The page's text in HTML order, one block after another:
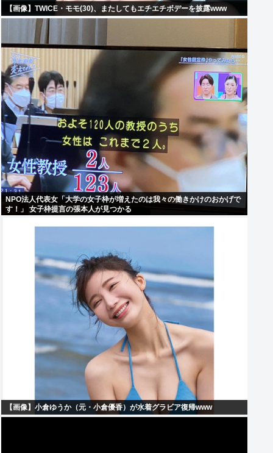
【画像】TWICE・モモ(30)、またしてもエチエチボデーを披露www
NPO法人代表女「大学の女子枠が増えたのは我々の働きかけのおかげで
す！」 女子枠提言の張本人が見つかる
【画像】小倉ゆうか（元・小倉優香）が水着グラビア復帰www